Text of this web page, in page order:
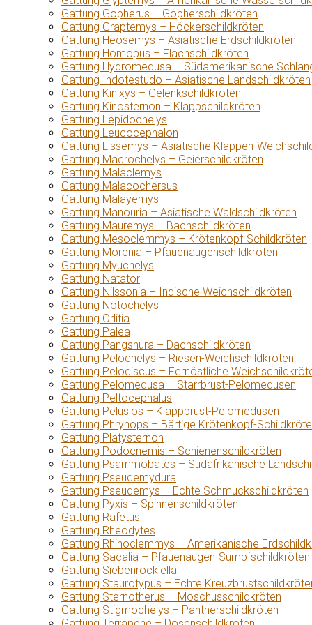
Gattung Gopherus – Gopherschildkröten
Gattung Graptemys – Höckerschildkröten
Gattung Heosemys – Asiatische Erdschildkröten
Gattung Homopus – Flachschildkröten
Gattung Hydromedusa – Südamerikanische
Gattung Indotestudo – Asiatische Landschildkröten
Gattung Kinixys – Gelenkschildkröten
Gattung Kinosternon – Klappschildkröten
Gattung Lepidochelys
Gattung Leucocephalon
Gattung Lissemys – Asiatische Klappen-
Gattung Macrochelys – Geierschildkröten
Gattung Malaclemys
Gattung Malacochersus
Gattung Malayemys
Gattung Manouria – Asiatische Waldschildkröten
Gattung Mauremys – Bachschildkröten
Gattung Mesoclemmys – Krötenkopf-Schildkröten
Gattung Morenia – Pfauenaugenschildkröten
Gattung Myuchelys
Gattung Natator
Gattung Nilssonia – Indische Weichschildkröten
Gattung Notochelys
Gattung Orlitia
Gattung Palea
Gattung Pangshura – Dachschildkröten
Gattung Pelochelys – Riesen-Weichschildkröten
Gattung Pelodiscus – Fernöstliche
Gattung Pelomedusa – Starrbrust-Pelomedusen
Gattung Peltocephalus
Gattung Pelusios – Klappbrust-Pelomedusen
Gattung Phrynops – Bärtige Krötenkopf-
Gattung Platysternon
Gattung Podocnemis – Schienenschildkröten
Gattung Psammobates – Südafrikanische
Gattung Pseudemydura
Gattung Pseudemys – Echte Schmuckschildkröten
Gattung Pyxis – Spinnenschildkröten
Gattung Rafetus
Gattung Rheodytes
Gattung Rhinoclemmys – Amerikanische
Gattung Sacalia – Pfauenaugen-Sumpfschildkröten
Gattung Siebenrockiella
Gattung Staurotypus – Echte
Gattung Sternotherus – Moschusschildkröten
Gattung Stigmochelys – Pantherschildkröten